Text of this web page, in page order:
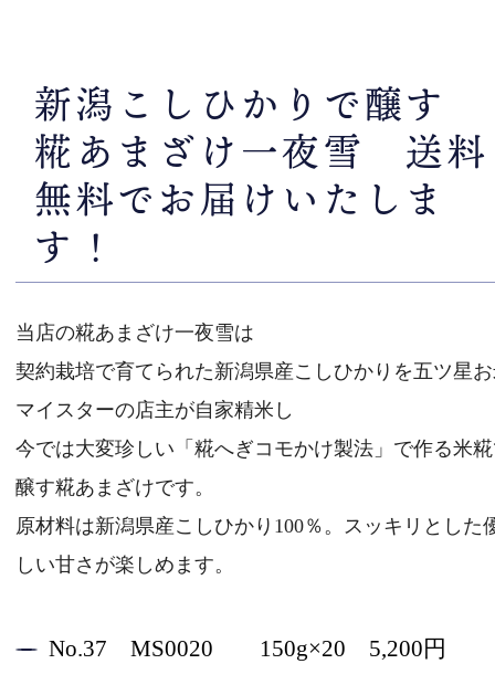
新潟こしひかりで醸す
糀あまざけ一夜雪 送料
無料でお届けいたしま
す！
当店の糀あまざけ一夜雪は
契約栽培で育てられた新潟県産こしひかりを五ツ星
マイスターの店主が自家精米し
今では大変珍しい「糀へぎコモかけ製法」で作る米
醸す糀あまざけです。
原材料は新潟県産こしひかり100％。スッキリとした
しい甘さが楽しめます。
No.37 MS0020 150g×20 5,200円